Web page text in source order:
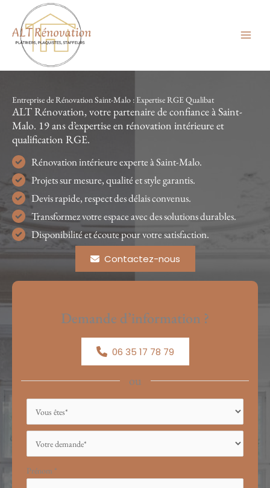
contenu
Entreprise de Rénovation Saint-Malo : Expertise RGE Qualibat
ALT Rénovation, votre partenaire de confiance à Saint-
Malo. 19 ans d’expertise en rénovation intérieure et
qualification RGE.
Rénovation intérieure experte à Saint-Malo.
Projets sur mesure, qualité et style garantis.
Devis rapide, respect des délais convenus.
Transformez votre espace avec des solutions durables.
Disponibilité et écoute pour votre satisfaction.
Contactez-nous
Demande d’information ?
06 35 17 78 79
ou
simple
Prénom *